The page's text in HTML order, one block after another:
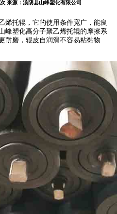
来源：汤阴县山峰塑化有限公司
烯托辊，它的使用条件宽广，能良
峰塑化高分子聚乙烯托辊的摩擦系
耐磨，辊皮自润滑不容易粘黏物